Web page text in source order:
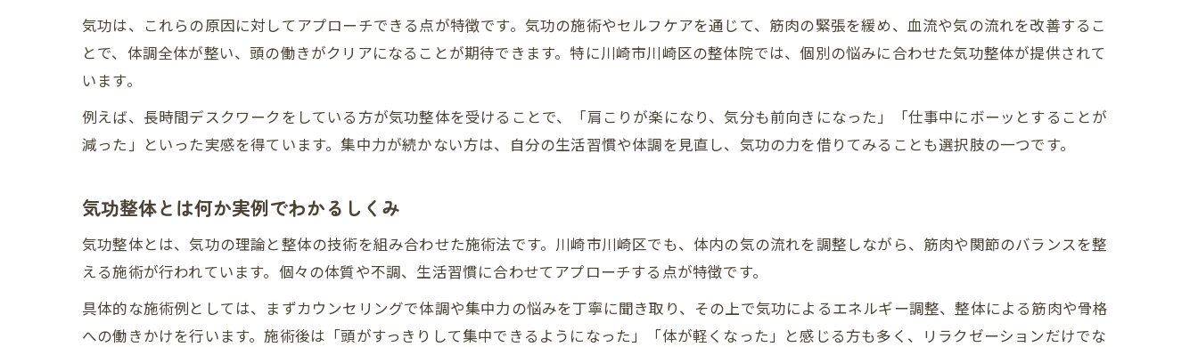
集中力が続く生活習慣と気功の関係
仕事や勉強に効く気功活用のアイデア
気功で実現する心身のバランス調整法
リラックス効果が高い気功整体の魅力
集中力とリラックスを両立する秘訣
気功体験を通じて得られるメリット総まとめ
気功体験がもたらす集中力アップ効果
実際の体験談から見る気功の変化
気功は、これらの原因に対してアプローチできる点が特徴です。気功の施術やセルフケアを通じて、筋肉の緊張を緩め、血流や気の流れを改善するこ
とで、体調全体が整い、頭の働きがクリアになることが期待できます。特に川崎市川崎区の整体院では、個別の悩みに合わせた気功整体が提供されて
います。
例えば、長時間デスクワークをしている方が気功整体を受けることで、「肩こりが楽になり、気分も前向きになった」「仕事中にボーッとすることが
減った」といった実感を得ています。集中力が続かない方は、自分の生活習慣や体調を見直し、気功の力を借りてみることも選択肢の一つです。
気功整体とは何か実例でわかるしくみ
気功整体とは、気功の理論と整体の技術を組み合わせた施術法です。川崎市川崎区でも、体内の気の流れを調整しながら、筋肉や関節のバランスを整
える施術が行われています。個々の体質や不調、生活習慣に合わせてアプローチする点が特徴です。
具体的な施術例としては、まずカウンセリングで体調や集中力の悩みを丁寧に聞き取り、その上で気功によるエネルギー調整、整体による筋肉や骨格
への働きかけを行います。施術後は「頭がすっきりして集中できるようになった」「体が軽くなった」と感じる方も多く、リラクゼーションだけでな